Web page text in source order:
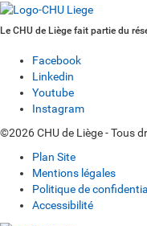
Le CHU de Liège fait partie du
Facebook
Linkedin
Youtube
Instagram
©2026 CHU de Liège - Tous
Plan Site
Mentions légales
Politique de
Accessibilité